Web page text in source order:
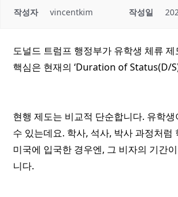
작성자 vincentkim 작성일
도널드 트럼프 행정부가 유학생 체류
핵심은 현재의 ‘Duration of Status(D/
현행 제도는 비교적 단순합니다. 유학
수 있는데요. 학사, 석사, 박사 과정처
미국에 입국한 경우엔, 그 비자의 기간
니다.